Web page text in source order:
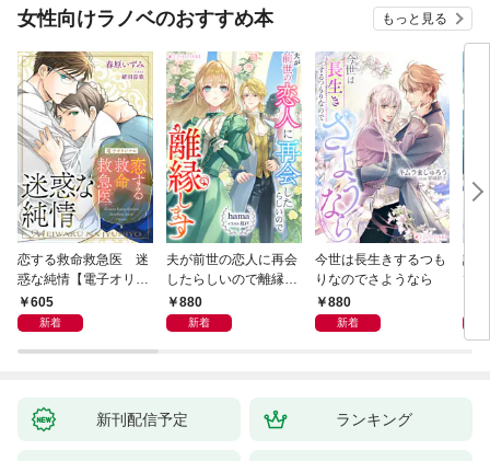
女性向けラノベのおすすめ本 もっと見る
恋する救命救急医 迷
惑な純情【電子オリジ
ナル】
605
新着
夫が前世の恋人に再会
したらしいので離縁し
ます880
新着
今世は長生きするつも
りなのでさようなら
880
新着
話
で
新刊配信予定 ランキング